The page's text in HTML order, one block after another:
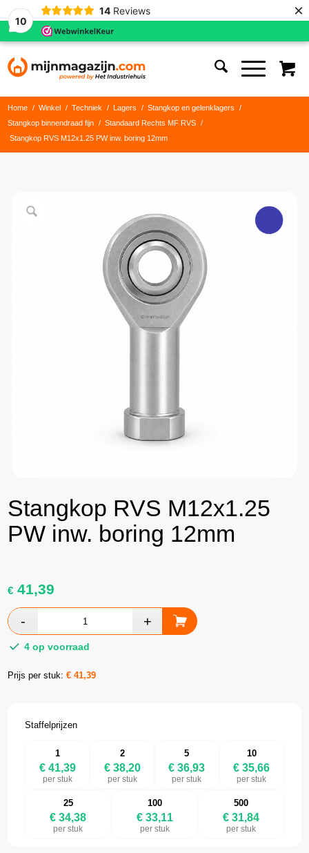
10
14 Reviews ×
Home / Winkel / Techniek / Lagers / Stangkop en gelenklagers
/
Stangkop binnendraad fijn
/ Standaard Rechts MF RVS
/
Stangkop RVS M12x1.25 PW inw. boring 12mm
Stangkop RVS M12x1.25
PW inw. boring 12mm
€ 41,39
4 op voorraad
Prijs per stuk:€41,39
Staffelprijzen
1
€ 41,39
per stuk
2
€ 38,20
per stuk
5
€ 36,93
per stuk
10
€ 35,66
per stuk
25
€ 34,38
per stuk
100
€ 33,11
per stuk
500
€ 31,84
per stuk